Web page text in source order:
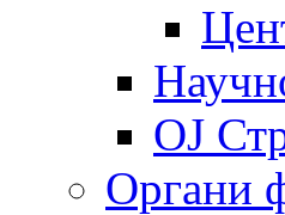
OJ
Органи